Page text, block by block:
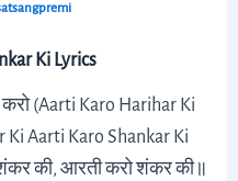
Ki Lyrics
(Aarti Karo Harihar Ki
Ki Aarti Karo Shankar Ki
की, आरती करो शंकर की॥